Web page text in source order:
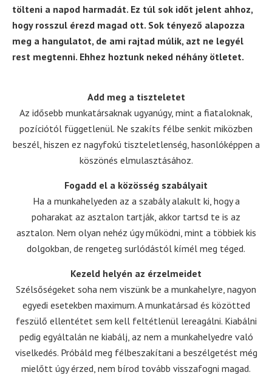
tölteni a napod harmadát. Ez túl sok időt jelent ahhoz,
hogy rosszul érezd magad ott. Sok tényező alapozza
meg a hangulatot, de ami rajtad múlik, azt ne legyél
rest megtenni. Ehhez hoztunk neked néhány ötletet.
Add meg a tiszteletet
Az idősebb munkatársaknak ugyanúgy, mint a fiataloknak,
pozíciótól függetlenül. Ne szakíts félbe senkit miközben
beszél, hiszen ez nagyfokú tiszteletlenség, hasonlóképpen a
köszönés elmulasztásához.
Fogadd el a közösség szabályait
Ha a munkahelyeden az a szabály alakult ki, hogy a
poharakat az asztalon tartják, akkor tartsd te is az
asztalon. Nem olyan nehéz úgy működni, mint a többiek kis
dolgokban, de rengeteg surlódástól kímél meg téged.
Kezeld helyén az érzelmeidet
Szélsőségeket soha nem viszünk be a munkahelyre, nagyon
egyedi esetekben maximum. A munkatársad és közötted
feszülő ellentétet sem kell feltétlenül lereagálni. Kiabálni
pedig egyáltalán ne kiabálj, az nem a munkahelyedre való
viselkedés. Próbáld meg félbeszakítani a beszélgetést még
mielőtt úgy érzed, nem bírod tovább visszafogni magad.